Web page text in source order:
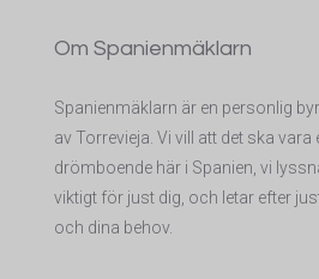
Om Spanienmäklarn
Spanienmäklarn är en personlig
av Torrevieja. Vi vill att det ska vara
drömboende här i Spanien, vi
viktigt för just dig, och letar efter
och dina behov.